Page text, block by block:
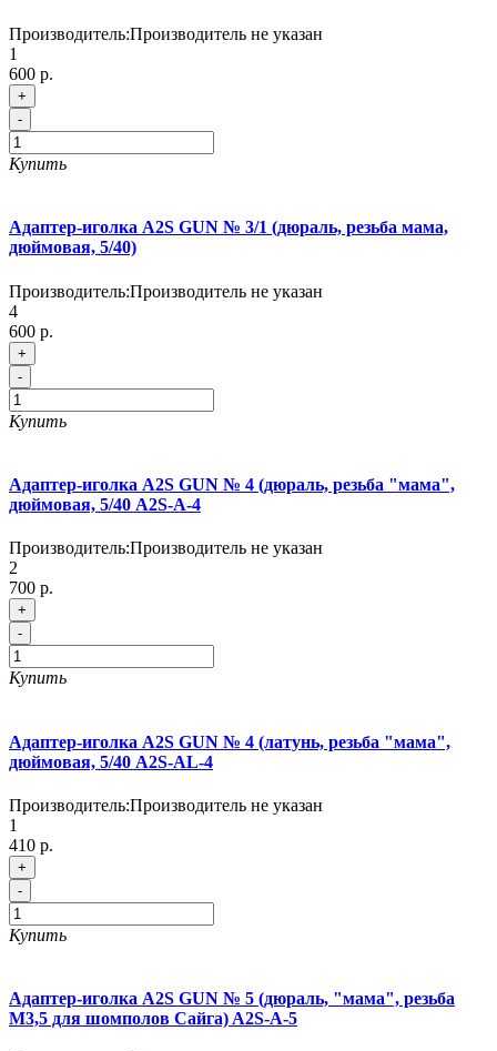
Производитель:Производитель не указан
1
600 р.
+
-
Купить
Адаптер-иголка A2S GUN № 3/1 (дюраль, резьба мама,
дюймовая, 5/40)
Производитель:Производитель не указан
4
600 р.
+
-
Купить
Адаптер-иголка A2S GUN № 4 (дюраль, резьба "мама",
дюймовая, 5/40 A2S-A-4
Производитель:Производитель не указан
2
700 р.
+
-
Купить
Адаптер-иголка A2S GUN № 4 (латунь, резьба "мама",
дюймовая, 5/40 A2S-AL-4
Производитель:Производитель не указан
1
410 р.
+
-
Купить
Адаптер-иголка A2S GUN № 5 (дюраль, "мама", резьба
М3,5 для шомполов Сайга) A2S-A-5